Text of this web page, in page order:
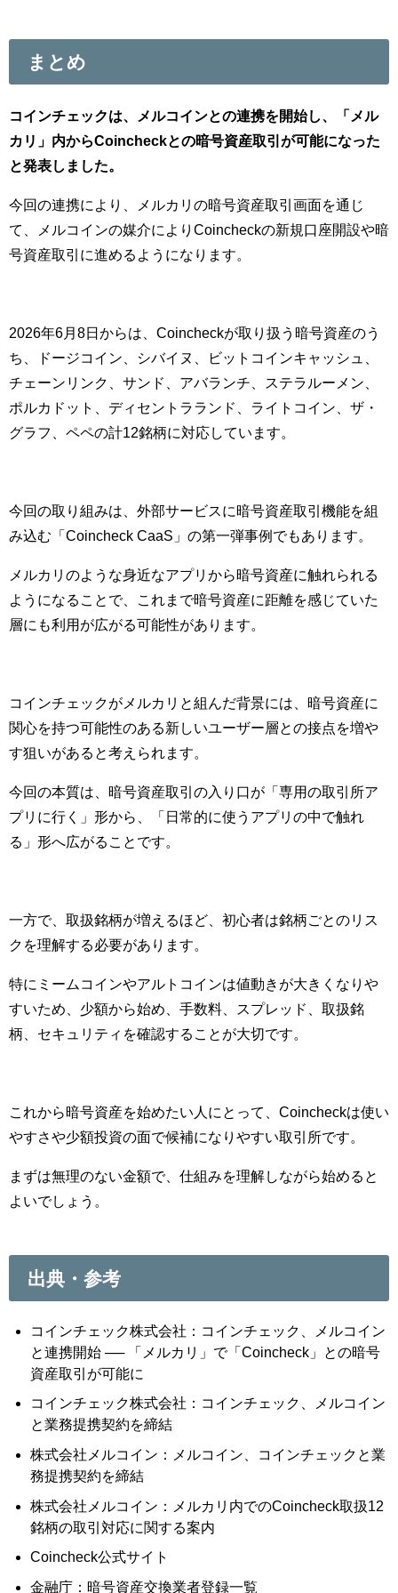
まとめ
コインチェックは、メルコインとの連携を開始し、「メル
カリ」内からCoincheckとの暗号資産取引が可能になった
と発表しました。
今回の連携により、メルカリの暗号資産取引画面を通じ
て、メルコインの媒介によりCoincheckの新規口座開設や暗
号資産取引に進めるようになります。
2026年6月8日からは、Coincheckが取り扱う暗号資産のう
ち、ドージコイン、シバイヌ、ビットコインキャッシュ、
チェーンリンク、サンド、アバランチ、ステラルーメン、
ポルカドット、ディセントラランド、ライトコイン、ザ・
グラフ、ペペの計12銘柄に対応しています。
今回の取り組みは、外部サービスに暗号資産取引機能を組
み込む「Coincheck CaaS」の第一弾事例でもあります。
メルカリのような身近なアプリから暗号資産に触れられる
ようになることで、これまで暗号資産に距離を感じていた
層にも利用が広がる可能性があります。
コインチェックがメルカリと組んだ背景には、暗号資産に
関心を持つ可能性のある新しいユーザー層との接点を増や
す狙いがあると考えられます。
今回の本質は、暗号資産取引の入り口が「専用の取引所ア
プリに行く」形から、「日常的に使うアプリの中で触れ
る」形へ広がることです。
一方で、取扱銘柄が増えるほど、初心者は銘柄ごとのリス
クを理解する必要があります。
特にミームコインやアルトコインは値動きが大きくなりや
すいため、少額から始め、手数料、スプレッド、取扱銘
柄、セキュリティを確認することが大切です。
これから暗号資産を始めたい人にとって、Coincheckは使い
やすさや少額投資の面で候補になりやすい取引所です。
まずは無理のない金額で、仕組みを理解しながら始めると
よいでしょう。
出典・参考
コインチェック株式会社：コインチェック、メルコイン
と連携開始 ── 「メルカリ」で「Coincheck」との暗号
資産取引が可能に
コインチェック株式会社：コインチェック、メルコイン
と業務提携契約を締結
株式会社メルコイン：メルコイン、コインチェックと業
務提携契約を締結
株式会社メルコイン：メルカリ内でのCoincheck取扱12
銘柄の取引対応に関する案内
Coincheck公式サイト
金融庁：暗号資産交換業者登録一覧